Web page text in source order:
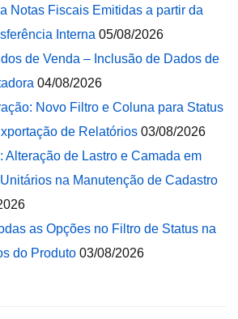
Notas Fiscais Emitidas a partir da
Interna 05/08/2026
de Venda – Inclusão de Dados de
04/08/2026
Novo Filtro e Coluna para Status
de Relatórios 03/08/2026
Alteração de Lastro e Camada em
na Manutenção de Cadastro
as Opções no Filtro de Status na
do Produto 03/08/2026